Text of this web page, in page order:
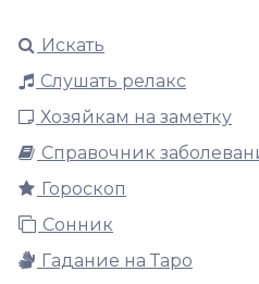
Искать
Слушать релакс
Хозяйкам на заметку
Справочник
Гороскоп
Сонник
Гадание на Таро